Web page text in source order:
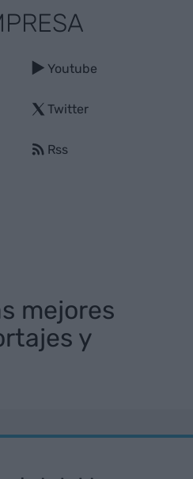
Youtube
Twitter
Rss
mejores
y